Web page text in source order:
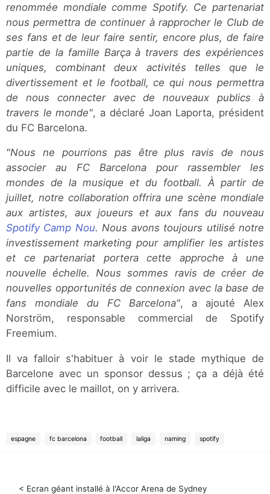
renommée mondiale comme Spotify. Ce partenariat
nous permettra de continuer à rapprocher le Club de
ses fans et de leur faire sentir, encore plus, de faire
partie de la famille Barça à travers des expériences
uniques, combinant deux activités telles que le
divertissement et le football, ce qui nous permettra
de nous connecter avec de nouveaux publics à
travers le monde", a déclaré Joan Laporta, président
du FC Barcelona.
"Nous ne pourrions pas être plus ravis de nous
associer au FC Barcelona pour rassembler les
mondes de la musique et du football. À partir de
juillet, notre collaboration offrira une scène mondiale
aux artistes, aux joueurs et aux fans du nouveau
Spotify Camp Nou. Nous avons toujours utilisé notre
investissement marketing pour amplifier les artistes
et ce partenariat portera cette approche à une
nouvelle échelle. Nous sommes ravis de créer de
nouvelles opportunités de connexion avec la base de
fans mondiale du FC Barcelona", a ajouté Alex
Norström, responsable commercial de Spotify
Freemium.
Il va falloir s'habituer à voir le stade mythique de
Barcelone avec un sponsor dessus ; ça a déjà été
difficile avec le maillot, on y arrivera.
espagne fc barcelona football laliga naming spotify
< Ecran géant installé à l'Accor Arena de Sydney